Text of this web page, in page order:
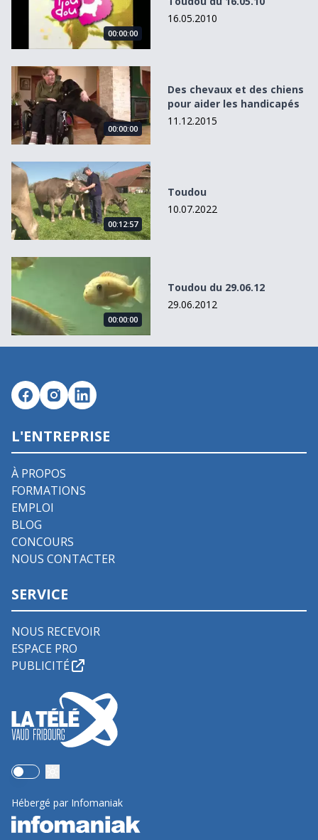
00:00:00
16.05.2010
Des chevaux et des chiens pour aider les handicapés
00:00:00
Des chevaux et des chiens
pour aider les handicapés
11.12.2015
Toudou
00:12:57
Toudou
10.07.2022
Toudou du 29.06.12
00:00:00
Toudou du 29.06.12
29.06.2012
L'ENTREPRISE
À PROPOS
FORMATIONS
EMPLOI
BLOG
CONCOURS
NOUS CONTACTER
SERVICE
NOUS RECEVOIR
ESPACE PRO
PUBLICITÉ
Use setting
Hébergé par Infomaniak